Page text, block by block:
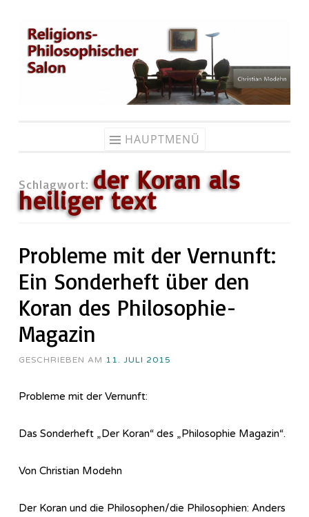
Zum
Inhalt
springen
HAUPTMENÜ
Schlagwort:der Koran als
heiliger text
Probleme mit der Vernunft:
Ein Sonderheft über den
Koran des Philosophie-
Magazin
GESCHRIEBEN AM 11. JULI 2015
Probleme mit der Vernunft:
Das Sonderheft „Der Koran“ des „Philosophie Magazin“.
Von Christian Modehn
Der Koran und die Philosophen/die Philosophien: Anders